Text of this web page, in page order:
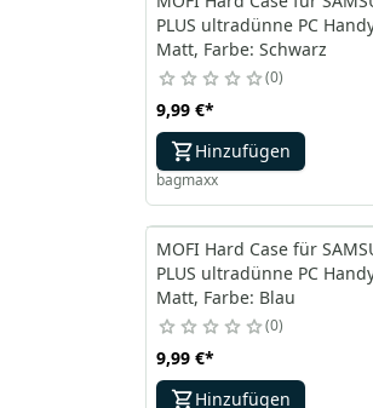
PLUS ultradünne PC
Matt, Farbe: Schwarz
0
9,99 €*
Hinzufügen
bagmaxx
MOFI Hard Case für
PLUS ultradünne PC
Matt, Farbe: Blau
0
9,99 €*
Hinzufügen